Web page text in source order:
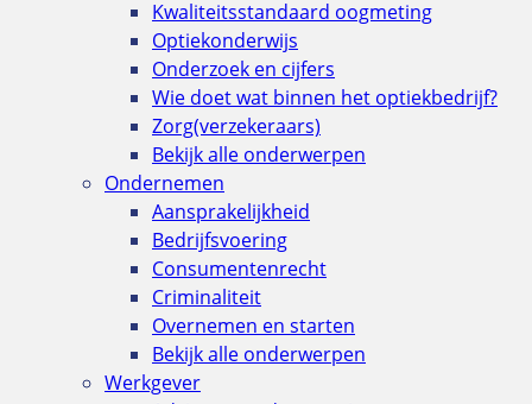
Kwaliteitsstandaard oogmeting
Optiekonderwijs
Onderzoek en cijfers
Wie doet wat binnen het optiekbedrijf?
Zorg(verzekeraars)
Bekijk alle onderwerpen
Ondernemen
Aansprakelijkheid
Bedrijfsvoering
Consumentenrecht
Criminaliteit
Overnemen en starten
Bekijk alle onderwerpen
Werkgever